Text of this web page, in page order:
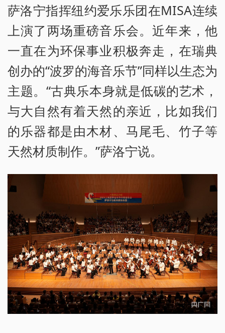
萨洛宁指挥纽约爱乐乐团在MISA连续
上演了两场重磅音乐会。近年来，他
一直在为环保事业积极奔走，在瑞典
创办的“波罗的海音乐节”同样以生态为
主题。“古典乐本身就是低碳的艺术，
与大自然有着天然的亲近，比如我们
的乐器都是由木材、马尾毛、竹子等
天然材质制作。”萨洛宁说。